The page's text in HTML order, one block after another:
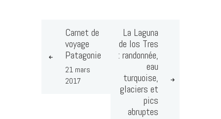
Carnet de
voyage
Patagonie
21 mars
2017
La Laguna
de los Tres
: randonnée,
eau
turquoise,
glaciers et
pics
abruptes